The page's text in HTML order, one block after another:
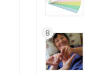
8